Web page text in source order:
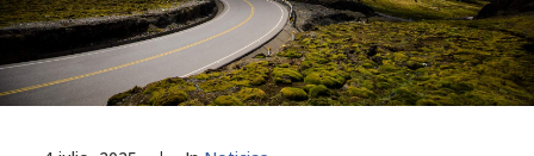
PRENSA
LÍNEA DE ÉTICA